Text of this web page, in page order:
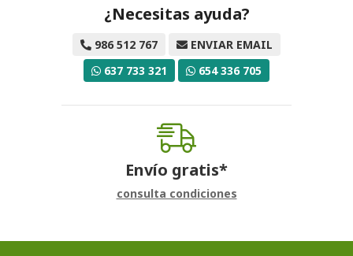
¿Necesitas ayuda?
986 512 767
ENVIAR EMAIL
637 733 321
654 336 705
Envío gratis*
consulta condiciones